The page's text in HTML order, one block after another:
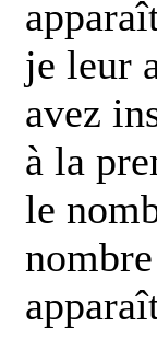
je leur
avez
à la
le